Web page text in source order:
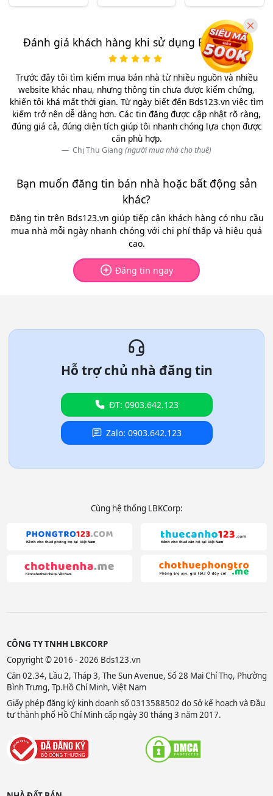
Đánh giá khách hàng khi sử dụng Bds123.vn
Trước đây tôi tìm kiếm mua bán nhà từ nhiều nguồn và nhiều
website khác nhau, nhưng thông tin chưa được kiểm chứng,
khiến tôi khá mất thời gian. Từ ngày biết đến Bds123.vn việc tìm
kiếm trở nên dễ dàng hơn. Các tin đăng được cập nhật rõ ràng,
đúng giá cả, đúng diện tích giúp tôi nhanh chóng lựa chọn được
căn phù hợp.
Chị Thu Giang (người mua nhà cho thuê)
Bạn muốn đăng tin bán nhà hoặc bất động sản
khác?
Đăng tin trên Bds123.vn giúp tiếp cận khách hàng có nhu cầu
mua nhà mỗi ngày nhanh chóng với chi phí thấp và hiệu quả
cao.
Đăng tin ngay
Hỗ trợ chủ nhà đăng tin
ĐT: 0903.642.123
Zalo: 0903.642.123
Cùng hệ thống LBKCorp:
CÔNG TY TNHH LBKCORP
Copyright © 2016 - 2026 Bds123.vn
Căn 02.34, Lầu 2, Tháp 3, The Sun Avenue, Số 28 Mai Chí Thọ, Phường
Bình Trưng, Tp.Hồ Chí Minh, Việt Nam
Giấy phép đăng ký kinh doanh số 0313588502 do Sở kế hoạch và Đầu
tư thành phố Hồ Chí Minh cấp ngày 30 tháng 3 năm 2017.